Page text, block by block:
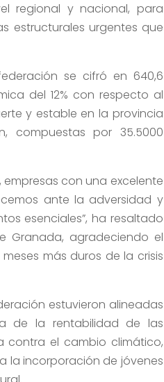
regional y nacional, para
estructurales urgentes que
se cifró en 640,6
del 12% con respecto al
y estable en la provincia
compuestas por 35.5000
con una excelente
ante la adversidad y
esenciales”, ha resaltado
Granada, agradeciendo el
más duros de la crisis
estuvieron alineadas
de la rentabilidad de las
contra el cambio climático,
la incorporación de jóvenes